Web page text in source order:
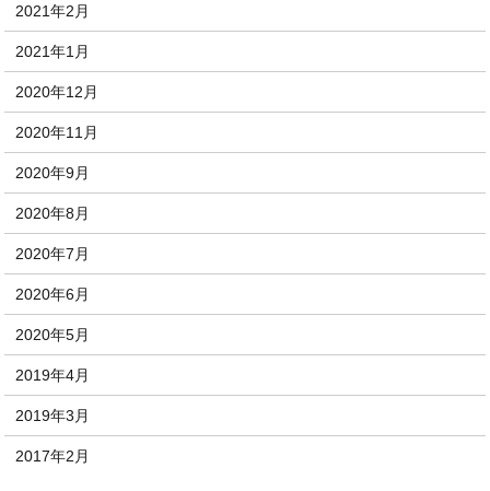
2021年2月
2021年1月
2020年12月
2020年11月
2020年9月
2020年8月
2020年7月
2020年6月
2020年5月
2019年4月
2019年3月
2017年2月